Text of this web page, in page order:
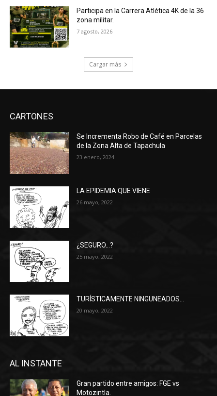
Participa en la Carrera Atlética 4K de la 36
zona militar.
7 agosto, 2026
Cargar más
CARTONES
Se Incrementa Robo de Café en Parcelas
de la Zona Alta de Tapachula
23 enero, 2024
LA EPIDEMIA QUE VIENE
26 mayo, 2022
¿SEGURO…?
25 mayo, 2022
TURÍSTICAMENTE NINGUNEADOS…
20 mayo, 2022
AL INSTANTE
Gran partido entre amigos: FGE vs
Motozintla.